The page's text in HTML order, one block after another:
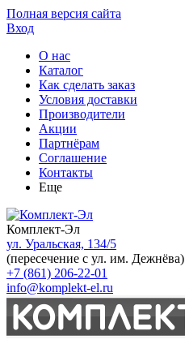
Полная версия сайта
Вход
О нас
Каталог
Как сделать заказ
Условия доставки
Производители
Акции
Партнёрам
Соглашение
Контакты
Еще
Комплект-Эл
ул. Уральская, 134/5
(пересечение с ул. им. Дежнёва)
+7 (861) 206-22-01
info@komplekt-el.ru